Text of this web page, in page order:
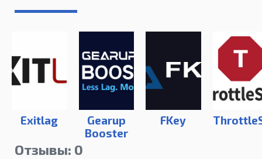
Exitlag
Gearup
Booster
FKey
Отзывы: 0